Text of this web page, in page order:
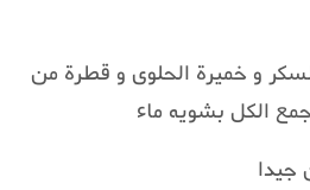
و خميرة الحلوى و قطرة من
الكل بشويه ماء
جيدا